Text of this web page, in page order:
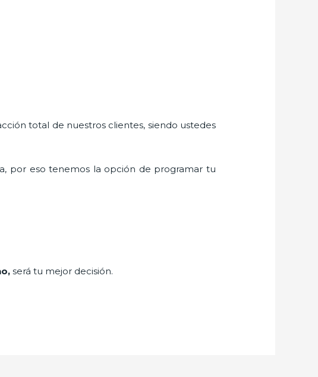
total de nuestros clientes, siendo ustedes
por eso tenemos la opción de programar tu
será tu mejor decisión.